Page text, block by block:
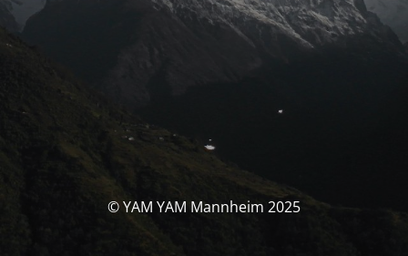
© YAM YAM Mannheim 2025